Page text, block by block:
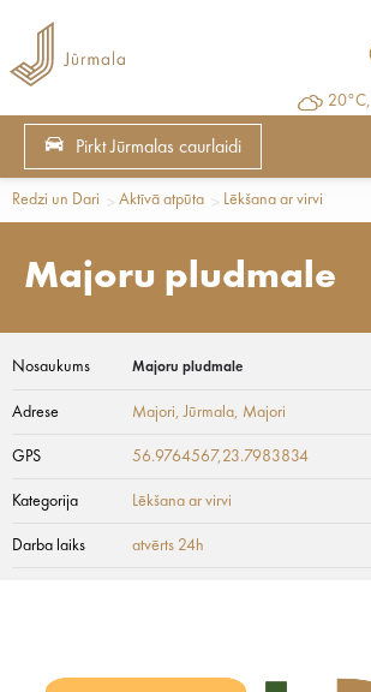
20°C,
Pirkt Jūrmalas caurlaidi
Redzi un Dari Aktīvā atpūta Lēkšana ar virvi
Majoru pludmale
Nosaukums Majoru pludmale
Adrese Majori, Jūrmala, Majori
GPS 56.9764567,23.7983834
Kategorija Lēkšana ar virvi
Darba laiks atvērts 24h